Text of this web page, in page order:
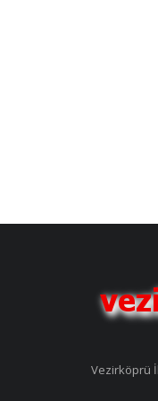
Vezirköprü